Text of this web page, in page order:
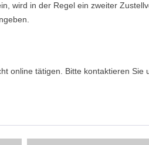
wird in der Regel ein zweiter
online tätigen. Bitte kontaktieren